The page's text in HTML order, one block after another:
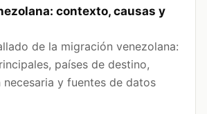
contexto, causas y
de la migración venezolana:
países de destino,
y fuentes de datos